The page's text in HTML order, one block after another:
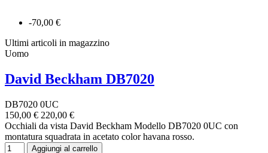
-70,00 €
Ultimi articoli in magazzino
Uomo
David Beckham DB7020
DB7020 0UC
150,00 € 220,00 €
Occhiali da vista David Beckham Modello DB7020 0UC con
montatura squadrata in acetato color havana rosso.
Aggiungi al carrello